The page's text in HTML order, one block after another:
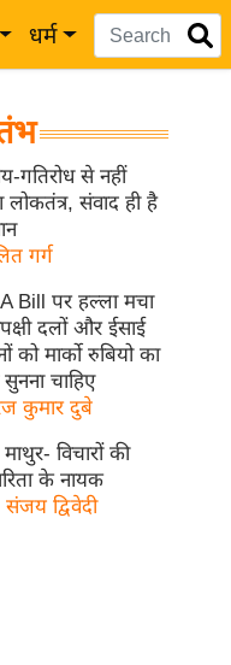
धर्म
गतिरोध से नहीं
लोकतंत्र, संवाद ही है
गर्ग
Bill पर हल्ला मचा
दलों और ईसाई
को मार्को रुबियो का
चाहिए
कुमार दुबे
माथुर- विचारों की
के नायक
संजय द्विवेदी